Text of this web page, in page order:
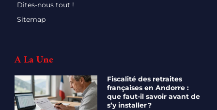
Dites-nous tout !
Sitemap
A La Une
Fiscalité des retraites
françaises en Andorre :
que faut-il savoir avant de
s’y installer ?